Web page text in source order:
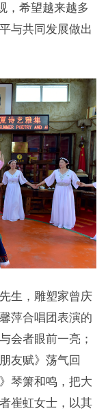
，希望越来越多
与共同发展做出
生，雕塑家曾庆
萍合唱团表演的
会者眼前一亮；
友赋》荡气回
琴箫和鸣，把大
崔虹女士，以其